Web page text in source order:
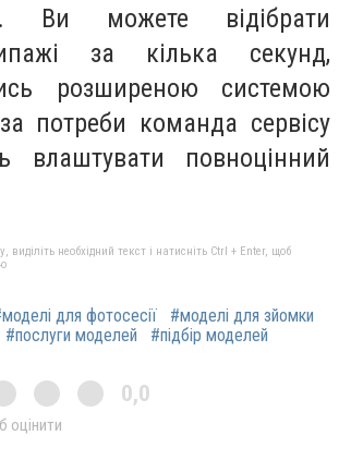
Ви можете відібрати
за кілька секунд,
розширеною системою
потреби команда сервісу
влаштувати повноцінний
необхідний текст і натисніть Ctrl + Enter, щоб
для фотосесії
#моделі для зйомки
#послуги моделей #підбір моделей
0,0
оцінити